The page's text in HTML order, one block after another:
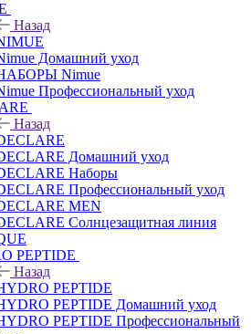
Назад
Домашний уход
Nimue
Профессиональный уход
Назад
Домашний уход
Наборы
Профессиональный уход
MEN
Солнцезащитная линия
PEPTIDE
Назад
PEPTIDE
PEPTIDE Домашний уход
PEPTIDE Профессиональный